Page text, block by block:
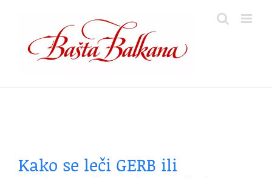
content
Kako se leči GERB ili